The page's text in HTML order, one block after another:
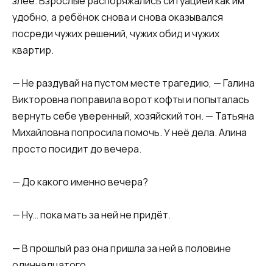
удобно, а ребёнок снова и снова оказывался
посреди чужих решений, чужих обид и чужих
квартир.
— Не раздувай на пустом месте трагедию, — Галина
Викторовна поправила ворот кофты и попыталась
вернуть себе уверенный, хозяйский тон. — Татьяна
Михайловна попросила помочь. У неё дела. Алина
просто посидит до вечера.
— До какого именно вечера?
— Ну… пока мать за ней не придёт.
— В прошлый раз она пришла за ней в половине